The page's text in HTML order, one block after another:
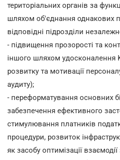
територіальних органів за
шляхом об'єднання однакових по
відповідні підрозділи
- підвищення прозорості та
іншого шляхом удосконалення
розвитку та мотивації
аудиту);
- переформатування основних
забезпечення ефективного
стимулювання платників
процедури, розвиток
як засобу оптимізації